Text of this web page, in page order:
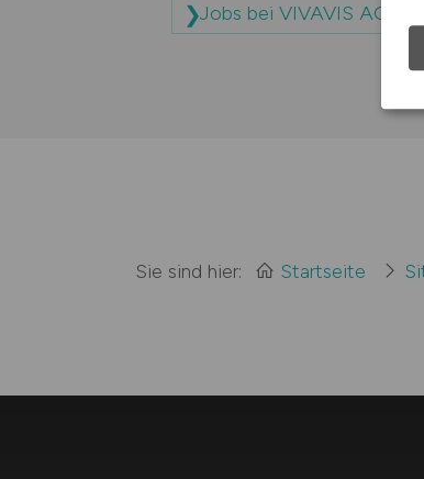
Jobs bei VIVAVIS AG
Sie sind hier: Startseite